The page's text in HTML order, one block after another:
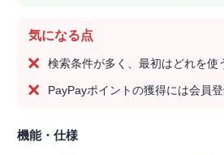
気になる点
検索条件が多く、最初はどれを使
PayPayポイントの獲得には会員
機能・仕様